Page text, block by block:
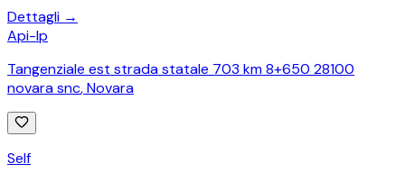
Dettagli →
Api-Ip
Tangenziale est strada statale 703 km 8+650 28100
novara snc,Novara
Self